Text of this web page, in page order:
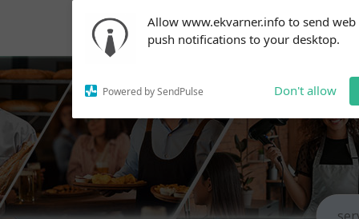
Allow www.ekvarner.info to send web
push notifications to your desktop.
Powered by SendPulse Don't allow
notifications!
To enable permission prompts, click
on the notification icon